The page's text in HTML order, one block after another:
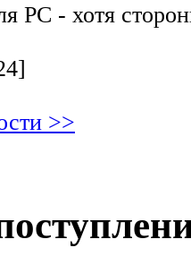
РС - хотя
>>